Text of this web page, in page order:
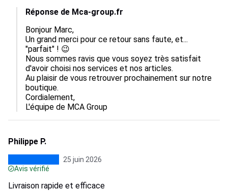
Réponse de Mca-group.fr
Bonjour Marc,
Un grand merci pour ce retour sans faute, et...
"parfait" ! 😉
Nous sommes ravis que vous soyez très satisfait
d'avoir choisi nos services et nos articles.
Au plaisir de vous retrouver prochainement sur notre
boutique.
Cordialement,
L'équipe de MCA Group
Philippe P.
25 juin 2026
Avis vérifié
Livraison rapide et efficace